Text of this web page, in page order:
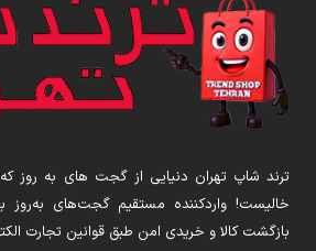
ترند شاپ تهران دنیایی از گجت های به روز
بازگشت کالا و خریدی امن طبق قوانین تجارت